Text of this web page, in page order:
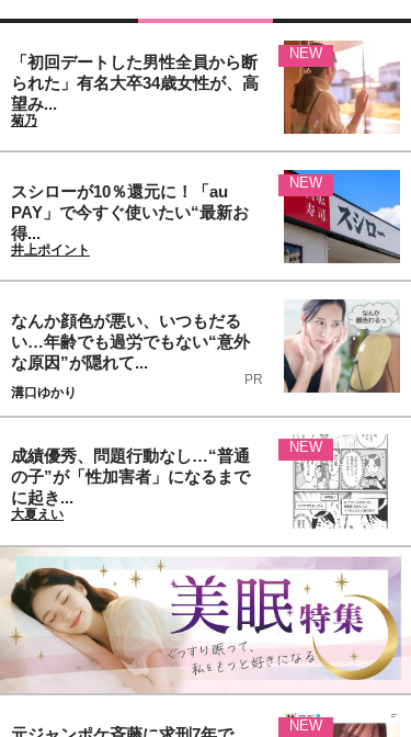
「初回デートした男性全員から断
られた」有名大卒34歳女性が、高
望み...
菊乃
NEW
スシローが10％還元に！「au
PAY」で今すぐ使いたい“最新お
得...
井上ポイント
NEW
なんか顔色が悪い、いつもだる
い…年齢でも過労でもない“意外
な原因”が隠れて...
PR
溝口ゆかり
成績優秀、問題行動なし…“普通
の子”が「性加害者」になるまで
に起き...
大夏えい
NEW
NEW